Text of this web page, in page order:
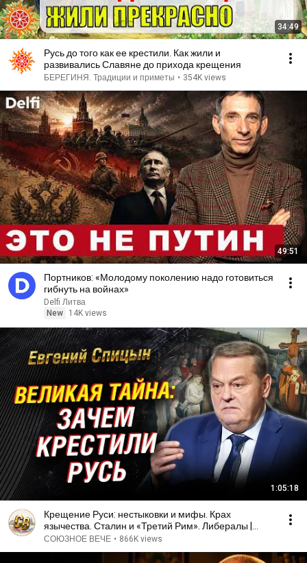
34:49
Русь до того как ее крестили. Как жили и
развивались Славяне до прихода крещения
БЕРЕГИНЯ. Традиции и приметы • 354K views
49:51
Портников: «Молодому поколению надо готовиться
гибнуть на войнах»
Delfi Литва
New
14K views
1:05:18
Крещение Руси: нестыковки и мифы. Крах
язычества. Сталин и «Третий Рим». Либералы |
Евгений Спицын
СОЮЗНОЕ ВЕЧЕ • 866K views